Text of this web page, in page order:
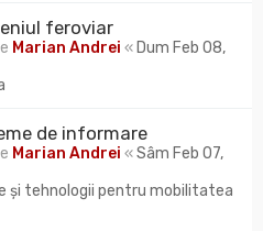
feroviar
Marian Andrei « Dum Feb 08,
de informare
Marian Andrei «Sâm Feb 07,
și tehnologii pentru mobilitatea